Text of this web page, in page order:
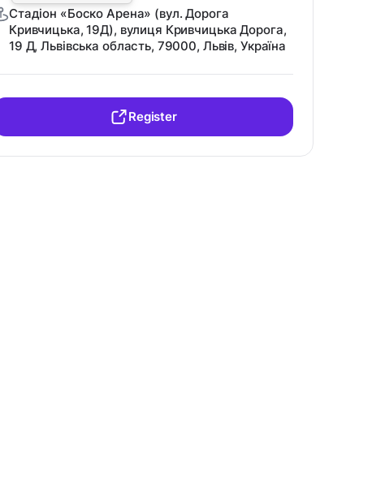
Стадіон «Боско Арена» (вул. Дорога
Кривчицька, 19Д), вулиця Кривчицька Дорога,
19 Д, Львівська область, 79000, Львів, Україна
Register